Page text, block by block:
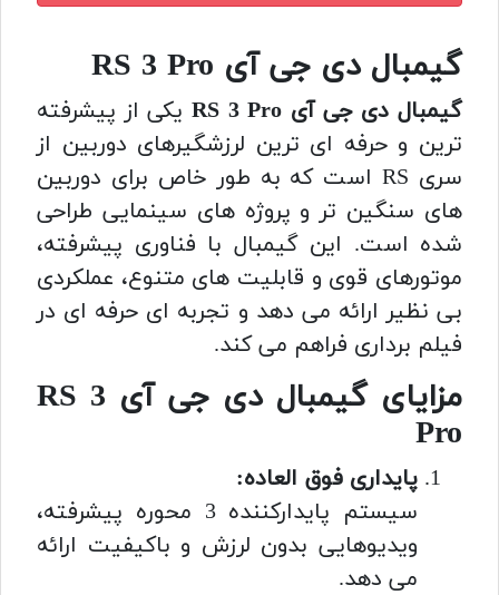
گیمبال دی جی آی RS 3 Pro
گیمبال دی جی آی RS 3 Pro
یکی از پیشرفته
ترین و حرفه ای ترین لرزشگیرهای دوربین از
سری RS است که به طور خاص برای دوربین
های سنگین تر و پروژه های سینمایی طراحی
شده است. این گیمبال با فناوری پیشرفته،
موتورهای قوی و قابلیت های متنوع، عملکردی
بی نظیر ارائه می دهد و تجربه ای حرفه ای در
فیلم برداری فراهم می کند.
مزایای گیمبال دی جی آی RS 3
Pro
پایداری فوق العاده:
سیستم پایدارکننده 3 محوره پیشرفته،
ویدیوهایی بدون لرزش و باکیفیت ارائه
می دهد.